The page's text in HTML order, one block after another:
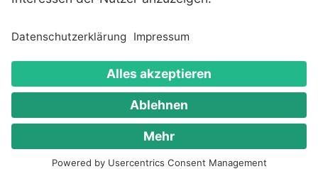
Alle genannten Produkte und Logos sind eingetragene
Warenzeichen der jeweiligen Hersteller.
Copyright © 2008 - 2026 Toys for Fun GmbH - Alle
Rechte vorbehalten